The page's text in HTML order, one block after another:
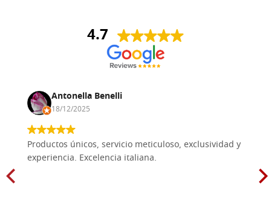
4.7
Antonella Benelli
18/12/2025
Productos únicos, servicio meticuloso, exclusividad y
experiencia. Excelencia italiana.